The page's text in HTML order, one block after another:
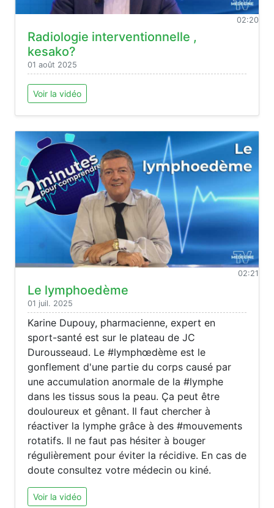
02:20
Radiologie interventionnelle ,
kesako?
01 août 2025
Voir la vidéo
02:21
Le lymphoedème
01 juil. 2025
Karine Dupouy, pharmacienne, expert en
sport-santé est sur le plateau de JC
Durousseaud. Le #lymphœdème est le
gonflement d'une partie du corps causé par
une accumulation anormale de la #lymphe
dans les tissus sous la peau. Ça peut être
douloureux et gênant. Il faut chercher à
réactiver la lymphe grâce à des #mouvements
rotatifs. Il ne faut pas hésiter à bouger
régulièrement pour éviter la récidive. En cas de
doute consultez votre médecin ou kiné.
Voir la vidéo